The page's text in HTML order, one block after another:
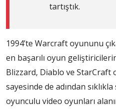
tartıştık.
1994’te Warcraft oyununu
en başarılı oyun
Blizzard, Diablo ve StarCraft
sayesinde de adından
oyunculu video oyunları